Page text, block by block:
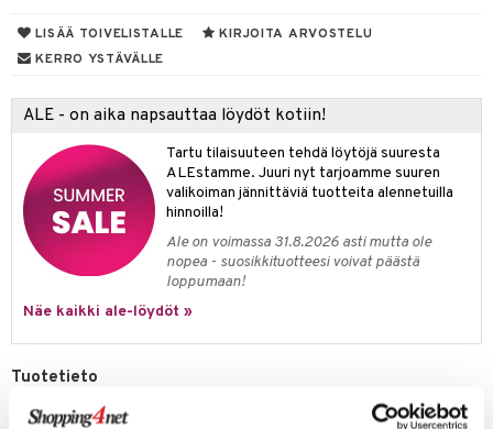
LISÄÄ TOIVELISTALLE
KIRJOITA ARVOSTELU
KERRO YSTÄVÄLLE
ALE - on aika napsauttaa löydöt kotiin!
Tartu tilaisuuteen tehdä löytöjä suuresta
ALEstamme. Juuri nyt tarjoamme suuren
valikoiman jännittäviä tuotteita alennetuilla
hinnoilla!
Ale on voimassa 31.8.2026 asti mutta ole
nopea - suosikkituotteesi voivat päästä
loppumaan!
Näe kaikki ale-löydöt »
Tuotetieto
Pehmeä ja miellyttävä pallo silikonin tapaisesta materiaalista
miellyttäviin treenihetkiin käsi-, sormi-, ja kainalolihaksille. Helppo